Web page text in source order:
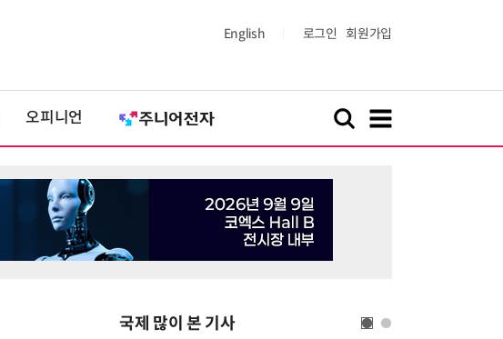
English 로그인 회원가입
오피니언
국제 많이 본 기사